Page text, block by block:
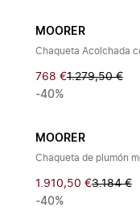
MOORER
Chaqueta Acolchada
768 €1.279,50 €
-40%
MOORER
Chaqueta de plumón
1.910,50 €3.184 €
-40%